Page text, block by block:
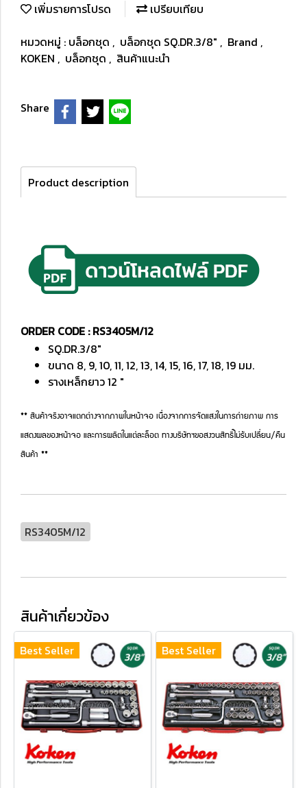
เพิ่มรายการโปรด
เปรียบเทียบ
หมวดหมู่ : บล็อกชุด , บล็อกชุด SQ.DR.3/8" , Brand ,
KOKEN , บล็อกชุด , สินค้าแนะนำ
Share
Product description
ORDER CODE : RS3405M/12
SQ.DR.3/8"
ขนาด 8, 9, 10, 11, 12, 13, 14, 15, 16, 17, 18, 19 มม.
รางเหล็กยาว 12 "
** สินค้าจริงอาจแตกต่างจากภาพในหน้าจอ เนื่องจากการจัดแสงในการถ่ายภาพ การ
แสดงผลของหน้าจอ และการผลิตในแต่ละล็อต ทางบริษัทฯขอสงวนสิทธิ์ไม่รับเปลี่ยน/คืน
สินค้า **
RS3405M/12
สินค้าเกี่ยวข้อง
Best Seller Best Seller